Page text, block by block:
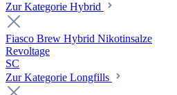
Zur Kategorie Hybrid
Fiasco Brew Hybrid Nikotinsalze
Revoltage
SC
Zur Kategorie Longfills